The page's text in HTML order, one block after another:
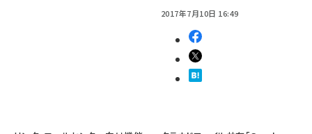
2017年7月10日 16:49